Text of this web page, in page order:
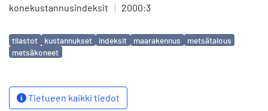
konekustannusindeksit
| 2000:3
Avainsanat
tilastot kustannukset indeksit maarakennus
metsätalous
metsäkoneet
Tietueen kaikki tiedot